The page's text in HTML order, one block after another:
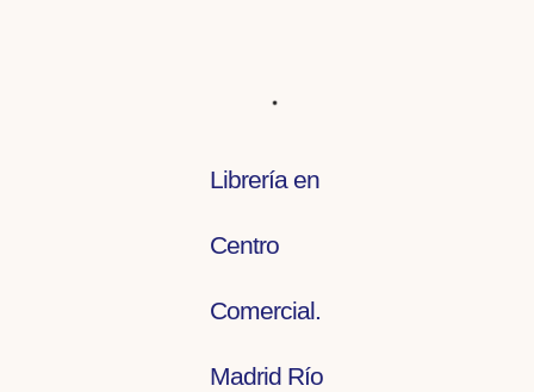
Librería en
Centro
Comercial.
Madrid Río